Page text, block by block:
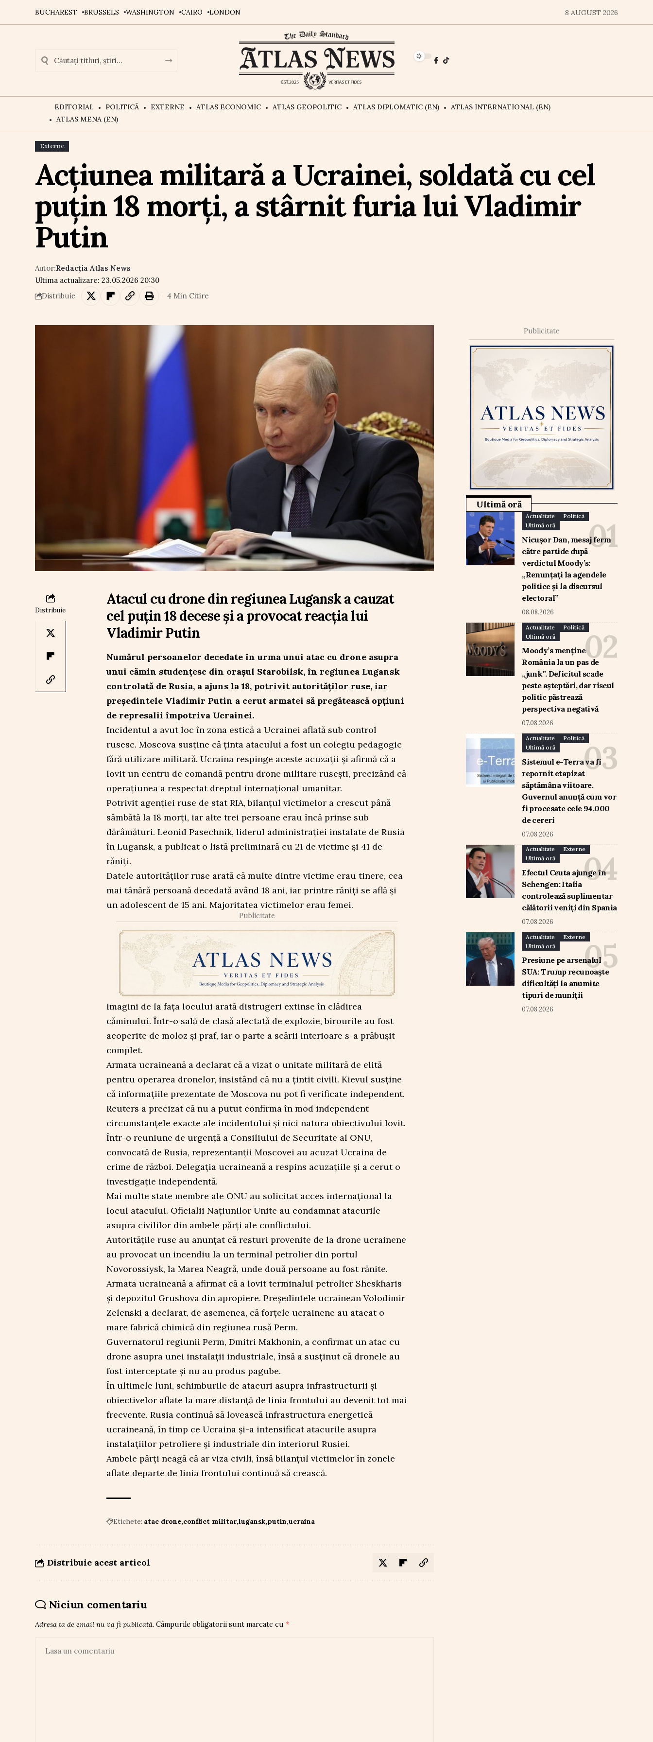
BUCHAREST BRUSSELS WASHINGTON CAIRO LONDON 8 AUGUST 2026
EDITORIAL POLITICĂ EXTERNE ATLAS ECONOMIC ATLAS GEOPOLITIC ATLAS DIPLOMATIC (EN)
ATLAS INTERNATIONAL (EN)
ATLAS MENA (EN)
Externe
Acțiunea militară a Ucrainei, soldată cu cel
puțin 18 morți, a stârnit furia lui Vladimir
Putin
Ultima actualizare: 23.05.2026 20:30
Autor:Redacția Atlas News
Distribuie 4 Min Citire
Distribuie
Atacul cu drone din regiunea Lugansk a cauzat
cel puțin 18 decese și a provocat reacția lui
Vladimir Putin
Numărul persoanelor decedate în urma unui atac cu drone asupra
unui cămin studențesc din orașul Starobilsk, în regiunea Lugansk
controlată de Rusia, a ajuns la 18, potrivit autorităților ruse, iar
președintele Vladimir Putin a cerut armatei să pregătească opțiuni
de represalii împotriva Ucrainei.
Incidentul a avut loc în zona estică a Ucrainei aflată sub control
rusesc. Moscova susține că ținta atacului a fost un colegiu pedagogic
fără utilizare militară. Ucraina respinge aceste acuzații și afirmă că a
lovit un centru de comandă pentru drone militare rusești, precizând că
operațiunea a respectat dreptul internațional umanitar.
Potrivit agenției ruse de stat RIA, bilanțul victimelor a crescut până
sâmbătă la 18 morți, iar alte trei persoane erau încă prinse sub
dărâmături. Leonid Pasechnik, liderul administrației instalate de Rusia
în Lugansk, a publicat o listă preliminară cu 21 de victime și 41 de
răniți.
Datele autorităților ruse arată că multe dintre victime erau tinere, cea
mai tânără persoană decedată având 18 ani, iar printre răniți se află și
un adolescent de 15 ani. Majoritatea victimelor erau femei.
Publicitate
Imagini de la fața locului arată distrugeri extinse în clădirea
căminului. Într-o sală de clasă afectată de explozie, birourile au fost
acoperite de moloz și praf, iar o parte a scării interioare s-a prăbușit
complet.
Armata ucraineană a declarat că a vizat o unitate militară de elită
pentru operarea dronelor, insistând că nu a țintit civili. Kievul susține
că informațiile prezentate de Moscova nu pot fi verificate independent.
Reuters a precizat că nu a putut confirma în mod independent
circumstanțele exacte ale incidentului și nici natura obiectivului lovit.
Într-o reuniune de urgență a Consiliului de Securitate al ONU,
convocată de Rusia, reprezentanții Moscovei au acuzat Ucraina de
crime de război. Delegația ucraineană a respins acuzațiile și a cerut o
investigație independentă.
Mai multe state membre ale ONU au solicitat acces internațional la
locul atacului. Oficialii Națiunilor Unite au condamnat atacurile
asupra civililor din ambele părți ale conflictului.
Autoritățile ruse au anunțat că resturi provenite de la drone ucrainene
au provocat un incendiu la un terminal petrolier din portul
Novorossiysk, la Marea Neagră, unde două persoane au fost rănite.
Armata ucraineană a afirmat că a lovit terminalul petrolier Sheskharis
și depozitul Grushova din apropiere. Președintele ucrainean Volodimir
Zelenski a declarat, de asemenea, că forțele ucrainene au atacat o
mare fabrică chimică din regiunea rusă Perm.
Guvernatorul regiunii Perm, Dmitri Makhonin, a confirmat un atac cu
drone asupra unei instalații industriale, însă a susținut că dronele au
fost interceptate și nu au produs pagube.
În ultimele luni, schimburile de atacuri asupra infrastructurii și
obiectivelor aflate la mare distanță de linia frontului au devenit tot mai
frecvente. Rusia continuă să lovească infrastructura energetică
ucraineană, în timp ce Ucraina și-a intensificat atacurile asupra
instalațiilor petroliere și industriale din interiorul Rusiei.
Ambele părți neagă că ar viza civili, însă bilanțul victimelor în zonele
aflate departe de linia frontului continuă să crească.
Etichete: atac drone conflict militar lugansk putin ucraina
Distribuie acest articol
Niciun comentariu
Adresa ta de email nu va fi publicată. Câmpurile obligatorii sunt marcate cu *
Publicitate
Ultimă oră
Actualitate
Politică
Ultimă oră
Nicușor Dan, mesaj ferm
către partide după
verdictul Moody’s:
„Renunțați la agendele
politice și la discursul
electoral”
08.08.2026
Actualitate
Politică
Ultimă oră
Moody’s menține
România la un pas de
„junk”. Deficitul scade
peste așteptări, dar riscul
politic păstrează
perspectiva negativă
07.08.2026
Actualitate
Politică
Ultimă oră
Sistemul e-Terra va fi
repornit etapizat
săptămâna viitoare.
Guvernul anunță cum vor
fi procesate cele 94.000
de cereri
07.08.2026
Actualitate
Externe
Ultimă oră
Efectul Ceuta ajunge în
Schengen: Italia
controlează suplimentar
călătorii veniți din Spania
07.08.2026
Actualitate
Externe
Ultimă oră
Presiune pe arsenalul
SUA: Trump recunoaște
dificultăți la anumite
tipuri de muniții
07.08.2026